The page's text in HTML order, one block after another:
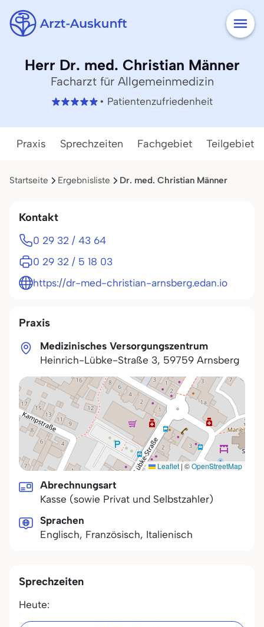
Herr Dr. med. Christian Männer
Facharzt für Allgemeinmedizin
• Patientenzufriedenheit
Praxis Sprechzeiten Fachgebiet Teilgebiete
Startseite Ergebnisliste Dr. med. Christian Männer
Praxis
Medizinisches Versorgungszentrum
Heinrich-Lübke-Straße 3, 59759 Arnsberg
Leaflet | ©OpenStreetMap
Abrechnungsart
Kasse (sowie Privat und Selbstzahler)
Sprachen
Englisch, Französisch, Italienisch
Sprechzeiten
Heute:
Kontakt
0 29 32 / 43 64
0 29 32 / 5 18 03
https://dr-med-christian-arnsberg.edan.io